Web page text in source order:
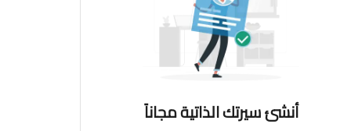
أنشئ سيرتك الذاتية مجاناً